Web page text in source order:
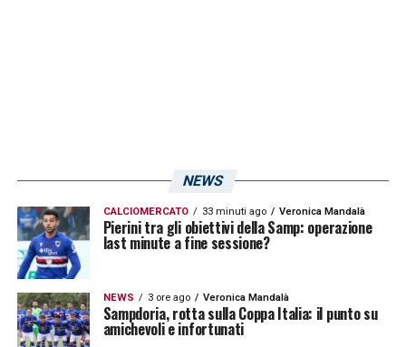
Facebook
NEWS
CALCIOMERCATO 33 minuti ago Veronica Mandalà
Pierini tra gli obiettivi della Samp: operazione
last minute a fine sessione?
NEWS 3 ore ago Veronica Mandalà
Sampdoria, rotta sulla Coppa Italia: il punto su
amichevoli e infortunati